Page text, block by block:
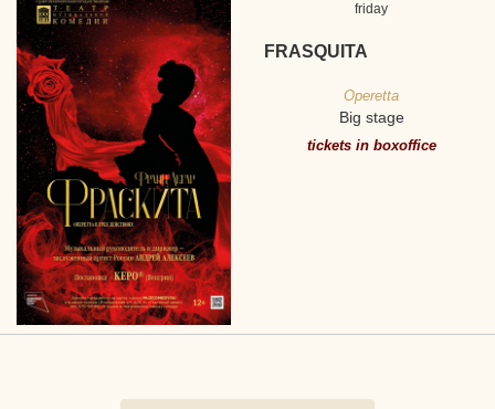
friday
FRASQUITA
Operetta
Big stage
tickets in boxoffice